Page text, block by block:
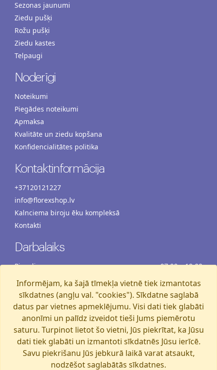
Sezonas jaunumi
Ziedu pušķi
Rožu pušķi
Ziedu kastes
Telpaugi
Noderīgi
Noteikumi
Piegādes noteikumi
Apmaksa
Kvalitāte un ziedu kopšana
Konfidencialitātes politika
Kontaktinformācija
+37120121227
info@florexshop.lv
Kalnciema biroju ēku kompleksā
Kontakti
Darbalaiks
Pirmdiena
07:00 – 19:00
Otrdiena
07:00 – 19:00
Trešdiena
07:00 – 19:00
Ceturtdiena
07:00 – 19:00
Piektdiena
07:00 – 19:00
Sestdiena
07:00 – 19:00
Svētdiena
07:00 – 15:00
Informējam, ka šajā tīmekļa vietnē tiek izmantotas
sīkdatnes (angļu val. "cookies"). Sīkdatne saglabā
datus par vietnes apmeklējumu. Visi dati tiek glabāti
anonīmi un palīdz izveidot tieši Jums piemērotu
saturu. Turpinot lietot šo vietni, Jūs piekrītat, ka Jūsu
dati tiek glabāti un izmantoti sīkdatnēs Jūsu ierīcē.
Savu piekrišanu Jūs jebkurā laikā varat atsaukt,
nodzēšot saglabātās sīkdatnes.